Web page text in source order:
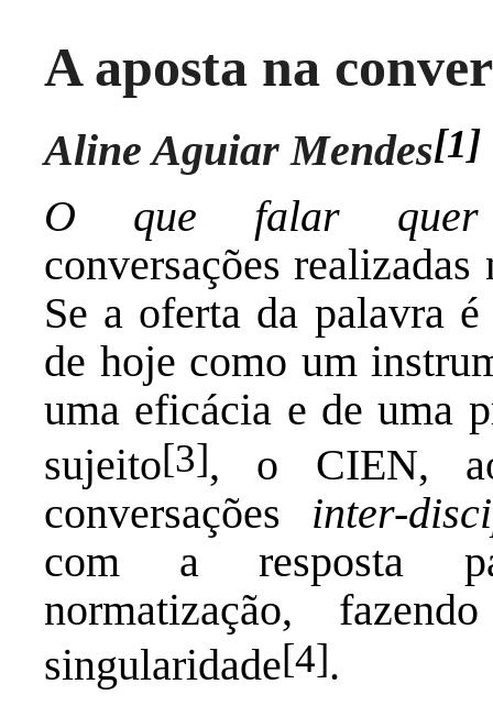
A aposta na
Aline Aguiar Mendes[1]
O que falar quer
conversações
Se a oferta da palavra
de hoje como um
uma eficácia e de uma
sujeito[3], o CIEN,
conversações inter-
com a resposta
normatização,
singularidade[4].